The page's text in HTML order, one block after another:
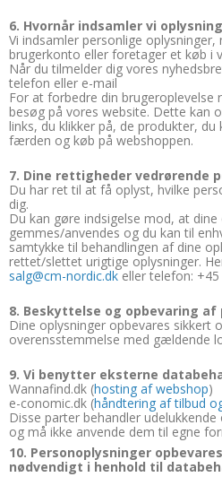
6. Hvornår indsamler vi
Vi indsamler personlige
brugerkonto eller foretager et køb i
Når du tilmelder dig vores
telefon eller e-mail
For at forbedre din brugeroplevelse
besøg på vores website. Dette kan
links, du klikker på, de produkter,
færden og køb på webshoppen.
7. Dine rettigheder vedrørende
Du har ret til at få oplyst, hvilke
dig.
Du kan gøre indsigelse mod, at dine
gemmes/anvendes og du kan til
samtykke til behandlingen af dine
rettet/slettet urigtige oplysninger.
salg@cm-nordic.dkeller telefon: +45
8. Beskyttelse og opbevaring af
Dine oplysninger opbevares sikkert
overensstemmelse med gældende
9. Vi benytter eksterne
Wannafind.dk (hosting af webshop)
e-conomic.dk (håndtering af tilbud
Disse parter behandler
og må ikke anvende dem til egne
10. Personoplysninger
nødvendigt i henhold til